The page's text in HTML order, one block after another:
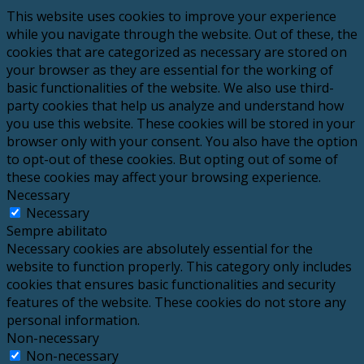
This website uses cookies to improve your experience
while you navigate through the website. Out of these, the
cookies that are categorized as necessary are stored on
your browser as they are essential for the working of
basic functionalities of the website. We also use third-
party cookies that help us analyze and understand how
you use this website. These cookies will be stored in your
browser only with your consent. You also have the option
to opt-out of these cookies. But opting out of some of
these cookies may affect your browsing experience.
Necessary
Necessary
Sempre abilitato
Necessary cookies are absolutely essential for the
website to function properly. This category only includes
cookies that ensures basic functionalities and security
features of the website. These cookies do not store any
personal information.
Non-necessary
Non-necessary